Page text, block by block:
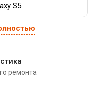
S5
ремонта